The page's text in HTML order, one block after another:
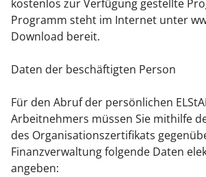
kostenlos zur Verfügung gestellte
Programm steht im Internet unter
Download bereit.
Daten der beschäftigten Person
Für den Abruf der persönlichen
Arbeitnehmers müssen Sie mithilfe
des Organisationszertifikats
Finanzverwaltung folgende Daten
angeben: